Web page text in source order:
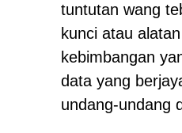
tuntutan wang
kunci atau
kebimbangan
data yang
undang-undang